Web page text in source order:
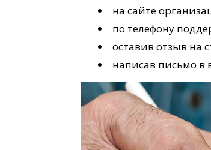
на сайте
по телефону
оставив отзыв на
написав письмо в